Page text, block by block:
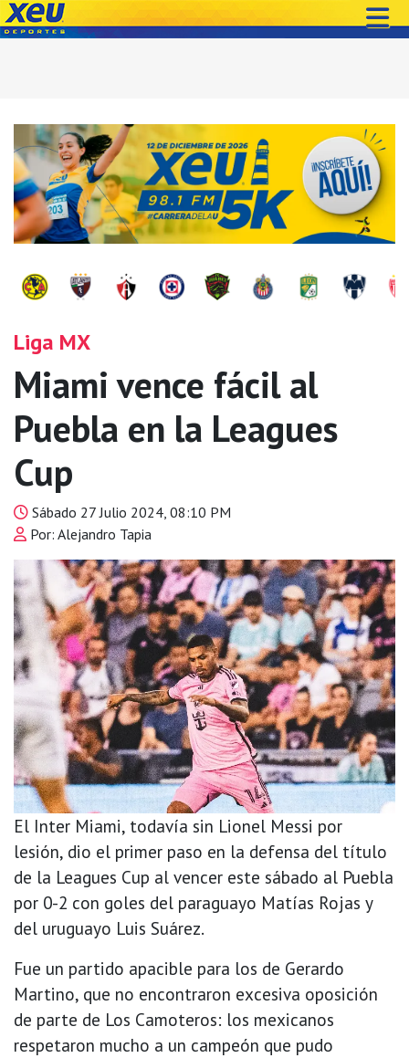
Liga MX
Miami vence fácil al
Puebla en la Leagues
Cup
Sábado 27 Julio 2024, 08:10 PM
Por: Alejandro Tapia
El Inter Miami, todavía sin Lionel Messi por
lesión, dio el primer paso en la defensa del título
de la Leagues Cup al vencer este sábado al Puebla
por 0-2 con goles del paraguayo Matías Rojas y
del uruguayo Luis Suárez.
Fue un partido apacible para los de Gerardo
Martino, que no encontraron excesiva oposición
de parte de Los Camoteros: los mexicanos
respetaron mucho a un campeón que pudo